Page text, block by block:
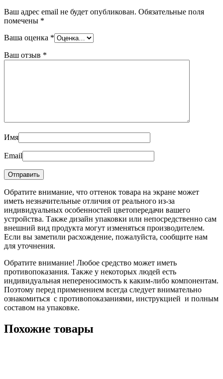
Ваш адрес email не будет опубликован. Обязательные поля
помечены *
Ваша оценка *
Ваш отзыв *
Имя
Email
Обратите внимание, что оттенок товара на экране может
иметь незначительные отличия от реального из-за
индивидуальных особенностей цветопередачи вашего
устройства. Также дизайн упаковки или непосредственно сам
внешний вид продукта могут изменяться производителем.
Если вы заметили расхождение, пожалуйста, сообщите нам
для уточнения.
Обратите внимание! Любое средство может иметь
противопоказания. Также у некоторых людей есть
индивидуальная непереносимость к каким-либо компонентам.
Поэтому перед применением всегда следует внимательно
ознакомиться с противопоказаниями, инструкцией и полным
составом на упаковке.
Похожие товары